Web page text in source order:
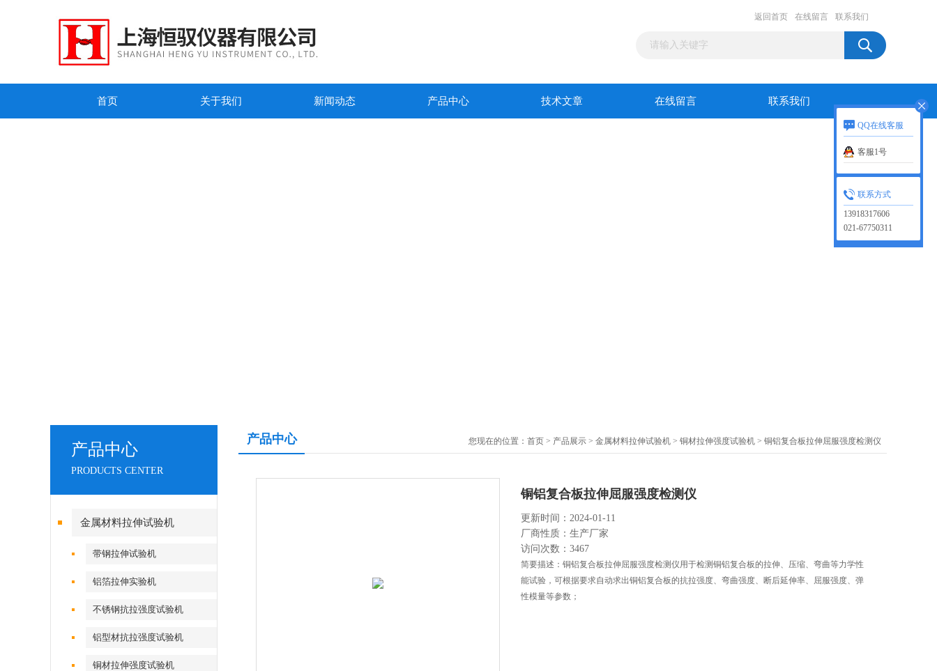
返回首页 在线留言 联系我们
首页 关于我们 新闻动态 产品中心 技术文章 在线留言 联系我们
产品中心
PRODUCTS CENTER
金属材料拉伸试验机
带钢拉伸试验机
铝箔拉伸实验机
不锈钢抗拉强度试验机
铝型材抗拉强度试验机
铜材拉伸强度试验机
产品中心 您现在的位置： 首页 > 产品展示 > 金属材料拉伸试验机 > 铜材拉伸强度试验机 > 铜铝复合板拉伸屈服强度检测仪
铜铝复合板拉伸屈服强度检测仪
更新时间：2024-01-11
厂商性质：生产厂家
访问次数：3467
简要描述：铜铝复合板拉伸屈服强度检测仪用于检测铜铝复合板的拉伸、压缩、弯曲等力学性
能试验，可根据要求自动求出铜铝复合板的抗拉强度、弯曲强度、断后延伸率、屈服强度、弹
性模量等参数；
QQ在线客服
客服1号
联系方式
13918317606
021-67750311